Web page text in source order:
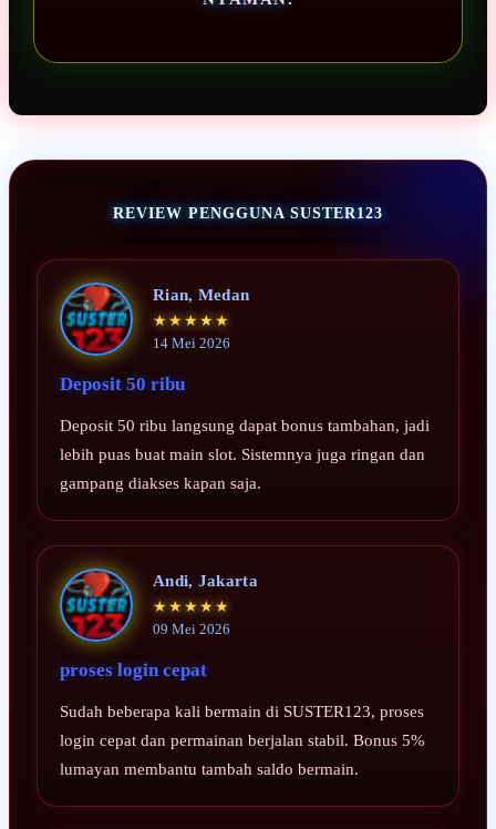
REVIEW PENGGUNA SUSTER123
Rian, Medan
★★★★★
14 Mei 2026
Deposit 50 ribu
Deposit 50 ribu langsung dapat bonus tambahan, jadi
lebih puas buat main slot. Sistemnya juga ringan dan
gampang diakses kapan saja.
Andi, Jakarta
★★★★★
09 Mei 2026
proses login cepat
Sudah beberapa kali bermain di SUSTER123, proses
login cepat dan permainan berjalan stabil. Bonus 5%
lumayan membantu tambah saldo bermain.